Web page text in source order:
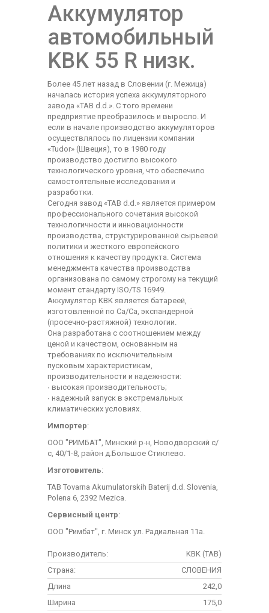
Аккумулятор
автомобильный
KBK 55 R низк.
Более 45 лет назад в Словении (г. Межица)
началась история успеха аккумуляторного
завода «TAB d.d.». С того времени
предприятие преобразилось и выросло. И
если в начале производство аккумуляторов
осуществлялось по лицензии компании
«Tudor» (Швеция), то в 1980 году
производство достигло высокого
технологического уровня, что обеспечило
самостоятельные исследования и
разработки.
Сегодня завод «TAB d.d.» является примером
профессионального сочетания высокой
технологичности и инновационности
производства, структурированной сырьевой
политики и жесткого европейского
отношения к качеству продукта. Система
менеджмента качества производства
организована по самому строгому на текущий
момент стандарту ISO/TS 16949.
Аккумулятор KBK является батареей,
изготовленной по Са/Са, экспандерной
(просечно-растяжной) технологии.
Она разработана с соотношением между
ценой и качеством, основанным на
требованиях по исключительным
пусковым характеристикам,
производительности и надежности:
∙ высокая производительность;
∙ надежный запуск в экстремальных
климатических условиях.
Импортер:
ООО "РИМБАТ", Минский р-н, Новодворский с/
с, 40/1-8, район д.Большое Стиклево.
Изготовитель:
TAB Tovarna Akumulatorskih Baterij d.d. Slovenia,
Polena 6, 2392 Mezica.
Сервисный центр:
ООО "Римбат", г. Минск ул. Радиальная 11а.
Производитель:
KBK (TAB)
Страна:
СЛОВЕНИЯ
Длина
242,0
Ширина
175,0